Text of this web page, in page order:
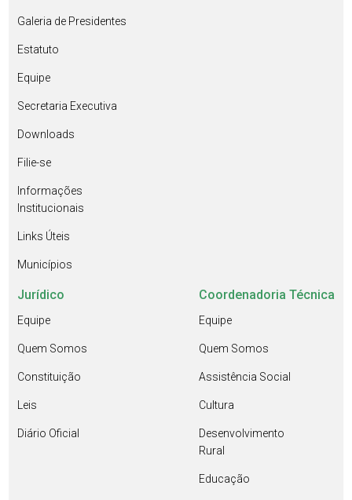
Galeria de Presidentes
Estatuto
Equipe
Secretaria Executiva
Downloads
Filie-se
Informações
Institucionais
Links Úteis
Municípios
Jurídico
Equipe
Quem Somos
Constituição
Leis
Diário Oficial
Coordenadoria Técnica
Equipe
Quem Somos
Assistência Social
Cultura
Desenvolvimento
Rural
Educação